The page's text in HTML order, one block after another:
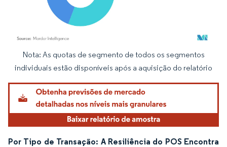
Imagem © Mordor Intelligence. O reuso requer atribuição conforme CC BY 4.0.
Nota: As quotas de segmento de todos os segmentos
individuais estão disponíveis após a aquisição do relatório
Por Tipo de Transação: A Resiliência do POS Encontra